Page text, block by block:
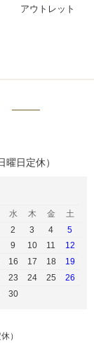
アウトレット
日定休）
水 木 金
土
2 3 4
5
9 10 11
12
16 17 18
19
23 24 25
26
30
）